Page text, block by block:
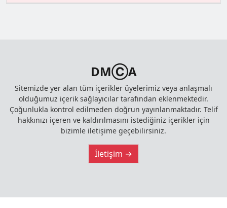
DMⒸA
Sitemizde yer alan tüm içerikler üyelerimiz veya anlaşmalı
olduğumuz içerik sağlayıcılar tarafından eklenmektedir.
Çoğunlukla kontrol edilmeden doğrun yayınlanmaktadır. Telif
hakkınızı içeren ve kaldırılmasını istediğiniz içerikler için
bizimle iletişime geçebilirsiniz.
İletişim →